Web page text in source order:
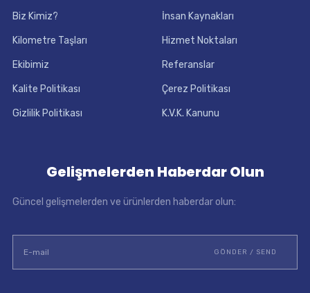
Biz Kimiz? İnsan Kaynakları
Kilometre Taşları Hizmet Noktaları
Ekibimiz Referanslar
Kalite Politikası Çerez Politikası
Gizlilik Politikası K.V.K. Kanunu
Gelişmelerden Haberdar Olun
Güncel gelişmelerden ve ürünlerden haberdar olun: